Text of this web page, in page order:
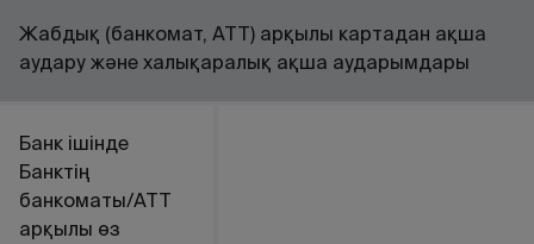
Жабдық (банкомат, АТТ) арқылы картадан ақша
аудару және халықаралық ақша аударымдары
Банк ішінде
Банктің
банкоматы/АТТ
арқылы өз